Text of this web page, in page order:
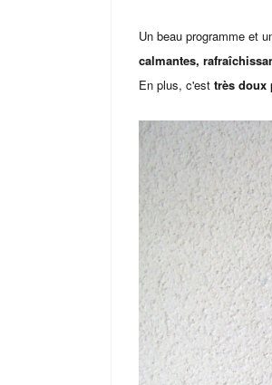
Un beau programme et
calmantes,
En plus, c'est très doux